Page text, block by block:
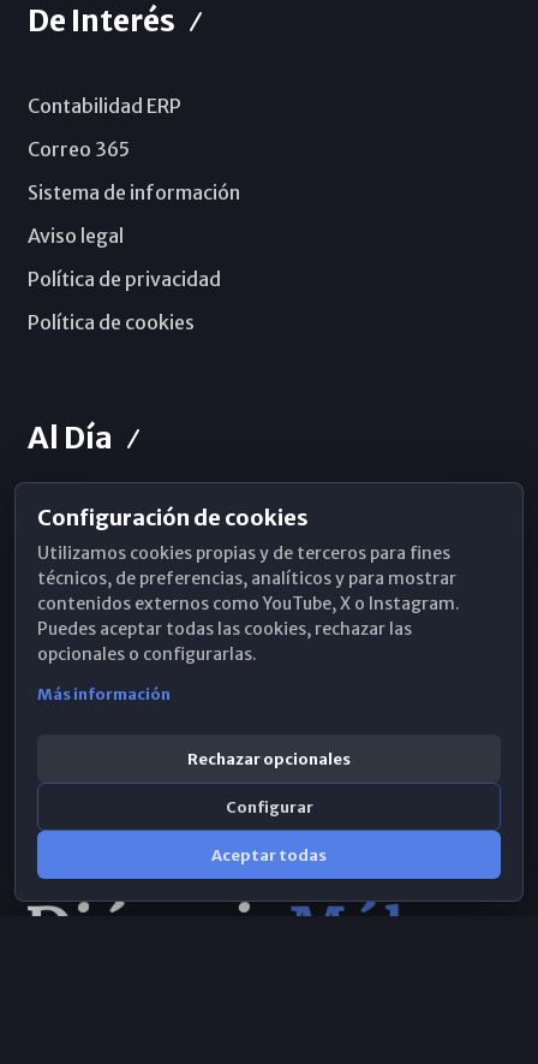
De Interés
Contabilidad ERP
Correo 365
Sistema de información
Aviso legal
Política de privacidad
Política de cookies
Al Día
Horarios de Misa
Hemeroteca
WhatsApp
Configuración de cookies
Utilizamos cookies propias y de terceros para fines
técnicos, de preferencias, analíticos y para mostrar
contenidos externos como YouTube, X o Instagram.
Puedes aceptar todas las cookies, rechazar las
opcionales o configurarlas.
Más información
Rechazar opcionales
Configurar
Aceptar todas